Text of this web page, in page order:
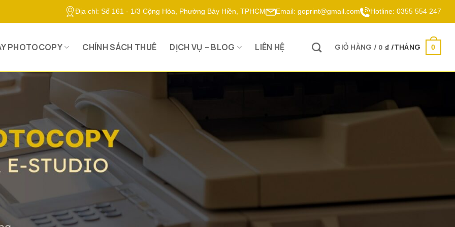
Địa chỉ: Số 161 - 1/3 Cộng Hòa, Phường Bảy Hiền, TPHCM Email: goprint@gmail.com Hotline: 0355 554 247
PHOTOCOPY CHÍNH SÁCH THUÊ DỊCH VỤ – BLOG LIÊN HỆ GIỎ HÀNG / 0 ₫ 0